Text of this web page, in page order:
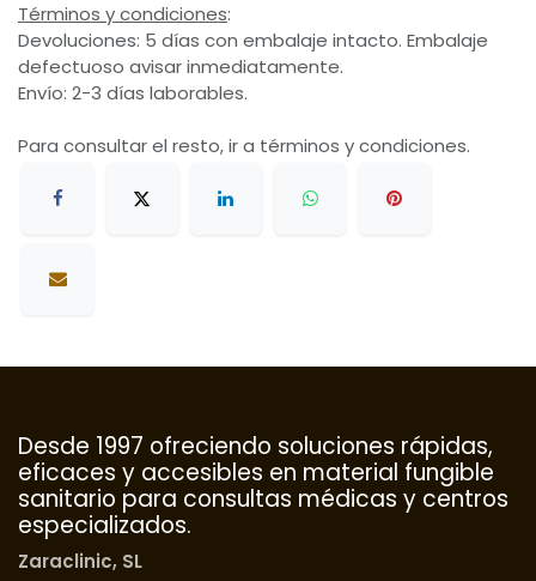
Términos y condiciones:
Devoluciones: 5 días con embalaje intacto. Embalaje
defectuoso avisar inmediatamente.
Envío: 2-3 días laborables.
Para consultar el resto, ir a términos y condiciones.
Desde 1997 ofreciendo soluciones rápidas,
eficaces y accesibles en material fungible
sanitario para consultas médicas y centros
especializados.
Zaraclinic, SL